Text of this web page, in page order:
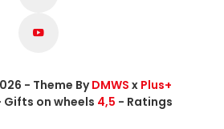
- Theme ByDMWS x Plus+
on wheels 4,5 - Ratings